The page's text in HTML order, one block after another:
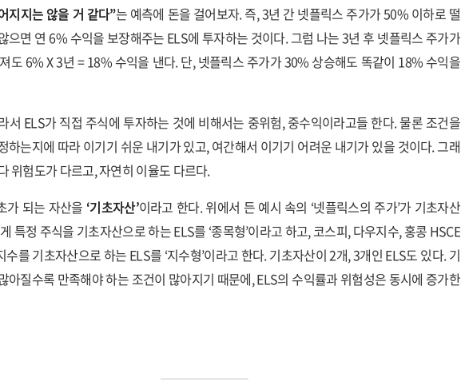
지지는 않을 거 같다”는 예측에 돈을 걸어보자. 즉, 3년 간 넷플릭스 주가가 50% 이하로 떨
으면 연 6% 수익을 보장해주는 ELS에 투자하는 것이다. 그럼 나는 3년 후 넷플릭스 주가가
도 6% X 3년 = 18% 수익을 낸다. 단, 넷플릭스 주가가 30% 상승해도 똑같이 18% 수익을
서 ELS가 직접 주식에 투자하는 것에 비해서는 중위험, 중수익이라고들 한다. 물론 조건을
하는지에 따라 이기기 쉬운 내기가 있고, 여간해서 이기기 어려운 내기가 있을 것이다. 그래
위험도가 다르고, 자연히 이율도 다르다.
가 되는 자산을 ‘기초자산’이라고 한다. 위에서 든 예시 속의 ‘넷플릭스의 주가’가 기초자산
특정 주식을 기초자산으로 하는 ELS를 ‘종목형’이라고 하고, 코스피, 다우지수, 홍콩 HSCE
수를 기초자산으로 하는 ELS를 ‘지수형’이라고 한다. 기초자산이 2개, 3개인 ELS도 있다. 기
아질수록 만족해야 하는 조건이 많아지기 때문에, ELS의 수익률과 위험성은 동시에 증가한